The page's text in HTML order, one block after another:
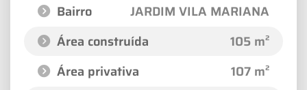
Bairro
JARDIM VILA MARIANA
Área construída
105 m²
Área privativa
107 m²